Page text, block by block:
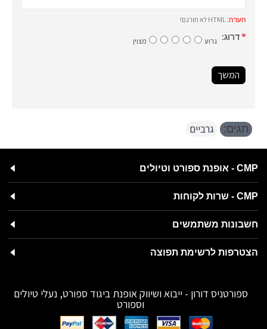
הערה:
דרוג: גרוע מצוין
המשך
תגים: גרביים
CMP - אופנת ספורט וטיולים
CMP - שרות לקוחות
חשבונות משתמשים
הצטרפות לרשימת תפוצה
ספורטניס דורון - ייבוא ושיווק אופנת ביגוד ספורט, נעלי טיולים
וספורט